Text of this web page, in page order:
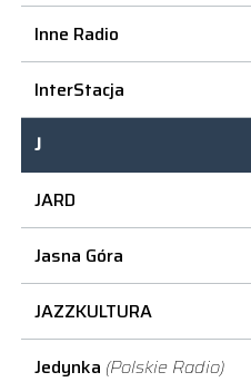
Inne Radio
InterStacja
J
JARD
Jasna Góra
JAZZKULTURA
Jedynka (Polskie Radio)